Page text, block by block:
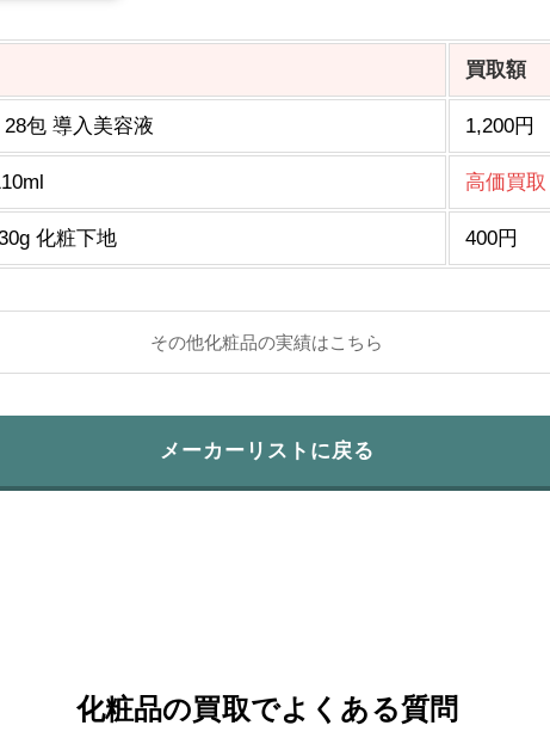
買取額
包 導入美容液 1,200円
高価買取
化粧下地 400円
その他化粧品の実績はこちら
メーカーリストに戻る
化粧品の買取でよくある質問